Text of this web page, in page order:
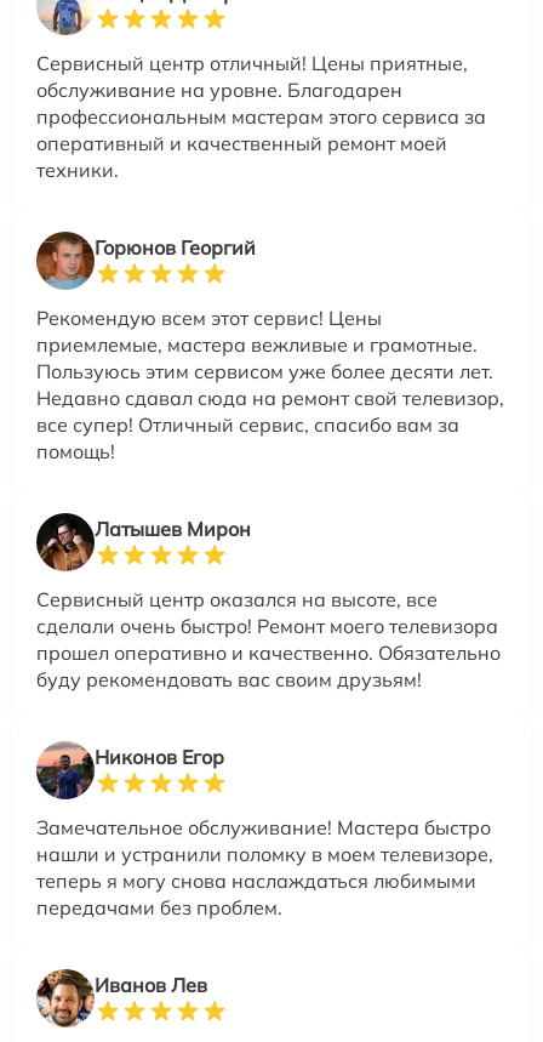
Сервисный центр отличный! Цены приятные,
обслуживание на уровне. Благодарен
профессиональным мастерам этого сервиса за
оперативный и качественный ремонт моей
техники.
Горюнов Георгий
Рекомендую всем этот сервис! Цены
приемлемые, мастера вежливые и грамотные.
Пользуюсь этим сервисом уже более десяти лет.
Недавно сдавал сюда на ремонт свой телевизор,
все супер! Отличный сервис, спасибо вам за
помощь!
Латышев Мирон
Сервисный центр оказался на высоте, все
сделали очень быстро! Ремонт моего телевизора
прошел оперативно и качественно. Обязательно
буду рекомендовать вас своим друзьям!
Никонов Егор
Замечательное обслуживание! Мастера быстро
нашли и устранили поломку в моем телевизоре,
теперь я могу снова наслаждаться любимыми
передачами без проблем.
Иванов Лев